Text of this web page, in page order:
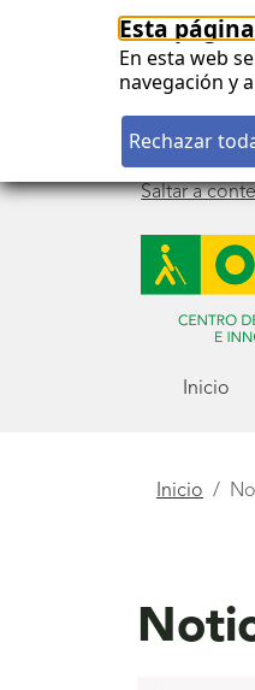
Esta
En esta web
navegación y
Saltar a
Inicio
Está
Inicio